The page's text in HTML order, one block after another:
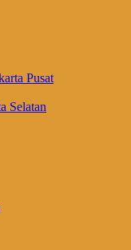
Pusat
Selatan